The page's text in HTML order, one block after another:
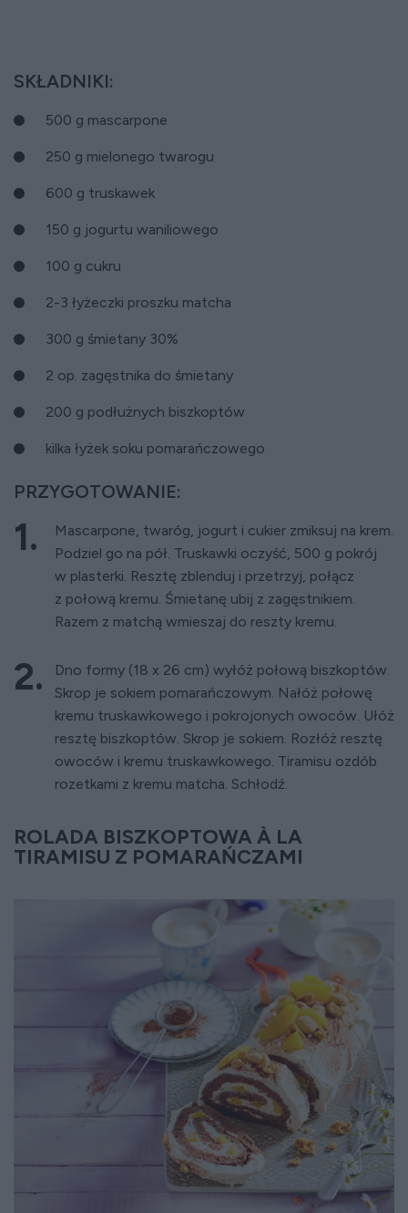
SKŁADNIKI:
500 g mascarpone
250 g mielonego twarogu
600 g truskawek
150 g jogurtu waniliowego
100 g cukru
2-3 łyżeczki proszku matcha
300 g śmietany 30%
2 op. zagęstnika do śmietany
200 g podłużnych biszkoptów
kilka łyżek soku pomarańczowego
PRZYGOTOWANIE:
Mascarpone, twaróg, jogurt i cukier zmiksuj na krem.
Podziel go na pół. Truskawki oczyść, 500 g pokrój
w plasterki. Resztę zblenduj i przetrzyj, połącz
z połową kremu. Śmietanę ubij z zagęstnikiem.
Razem z matchą wmieszaj do reszty kremu.
Dno formy (18 x 26 cm) wyłóż połową biszkoptów.
Skrop je sokiem pomarańczowym. Nałóż połowę
kremu truskawkowego i pokrojonych owoców. Ułóż
resztę biszkoptów. Skrop je sokiem. Rozłóż resztę
owoców i kremu truskawkowego. Tiramisu ozdób
rozetkami z kremu matcha. Schłodź.
ROLADA BISZKOPTOWA À LA
TIRAMISU Z POMARAŃCZAMI